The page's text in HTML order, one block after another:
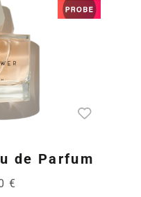
de Parfum
€